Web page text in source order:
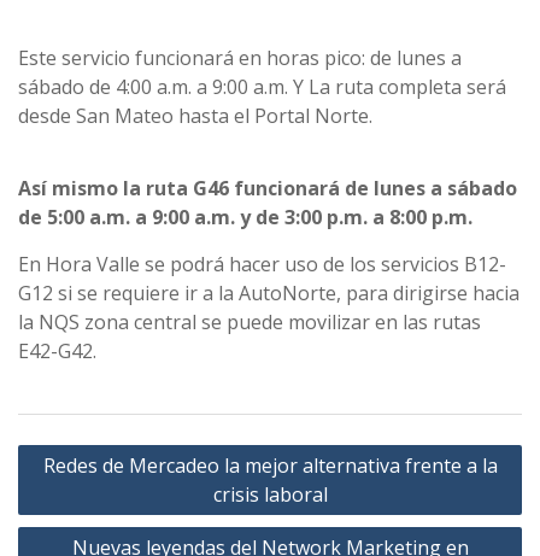
Este servicio funcionará en horas pico: de lunes a
sábado de 4:00 a.m. a 9:00 a.m. Y La ruta completa será
desde San Mateo hasta el Portal Norte.
Así mismo la ruta G46 funcionará de lunes a sábado
de 5:00 a.m. a 9:00 a.m. y de 3:00 p.m. a 8:00 p.m.
En Hora Valle se podrá hacer uso de los servicios B12-
G12 si se requiere ir a la AutoNorte, para dirigirse hacia
la NQS zona central se puede movilizar en las rutas
E42-G42.
Navegación
entradas
Redes de Mercadeo la mejor alternativa frente a la
crisis laboral
Nuevas leyendas del Network Marketing en